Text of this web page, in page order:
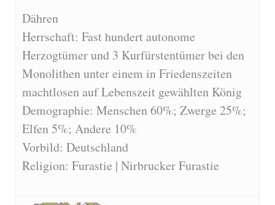
Dähren
Herrschaft: Fast hundert autonome
Herzogtümer und 3 Kurfürstentümer bei den
Monolithen unter einem in Friedenszeiten
machtlosen auf Lebenszeit gewählten König
Demographie: Menschen 60%; Zwerge 25%;
Elfen 5%; Andere 10%
Vorbild: Deutschland
Religion: Furastie | Nirbrucker Furastie